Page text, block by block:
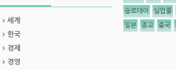
세계
한국
경제
경영
슬로데이 실업률
일본 종교 중국